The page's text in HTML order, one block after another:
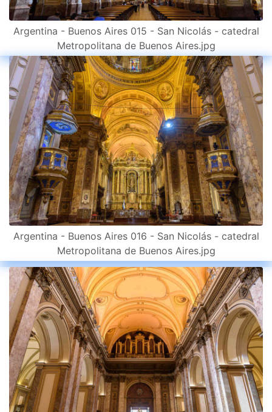
Argentina - Buenos Aires 015 - San Nicolás - catedral
Metropolitana de Buenos Aires.jpg
Argentina - Buenos Aires 016 - San Nicolás - catedral
Metropolitana de Buenos Aires.jpg